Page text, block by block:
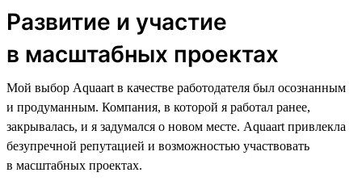
Развитие и участие
в масштабных проектах
Мой выбор Aquaart в качестве работодателя был осознанным
и продуманным. Компания, в которой я работал ранее,
закрывалась, и я задумался о новом месте. Aquaart привлекла
безупречной репутацией и возможностью участвовать
в масштабных проектах.